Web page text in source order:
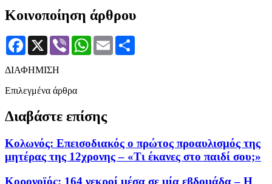
Κοινοποίηση άρθρου
Facebook
X Viber WhatsApp
Email
ΔΙΑΦΗΜΙΣΗ
Επιλεγμένα άρθρα
Διαβάστε επίσης
Κολωνός: Επεισοδιακός ο πρώτος προαυλισμός της
μητέρας της 12χρονης – «Τι έκανες στο παιδί σου;»
Κορονοϊός: 164 νεκροί μέσα σε μία εβδομάδα – Η